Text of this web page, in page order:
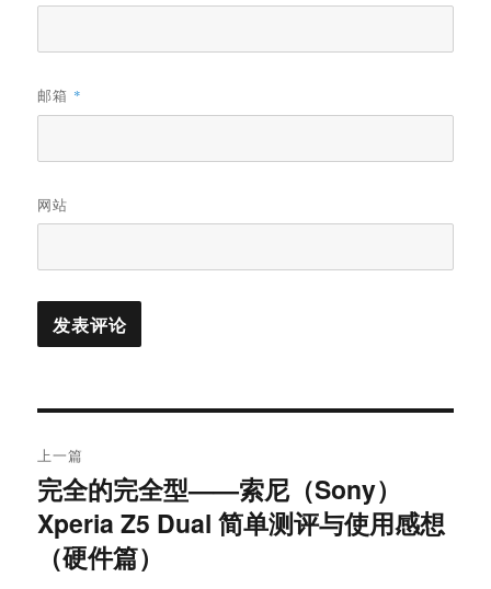
邮箱 *
网站
章
导
航
上一篇
上
篇
文
章：
完全的完全型——索尼（Sony）
Xperia Z5 Dual 简单测评与使用感想
（硬件篇）